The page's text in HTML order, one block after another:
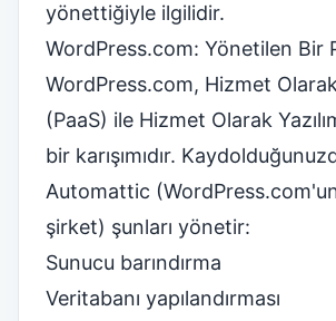
yönettiğiyle ilgilidir.
WordPress.com: Yönetilen Bir
WordPress.com, Hizmet
(PaaS) ile Hizmet Olarak
bir karışımıdır.
Automattic
şirket) şunları yönetir:
Sunucu barındırma
Veritabanı yapılandırması